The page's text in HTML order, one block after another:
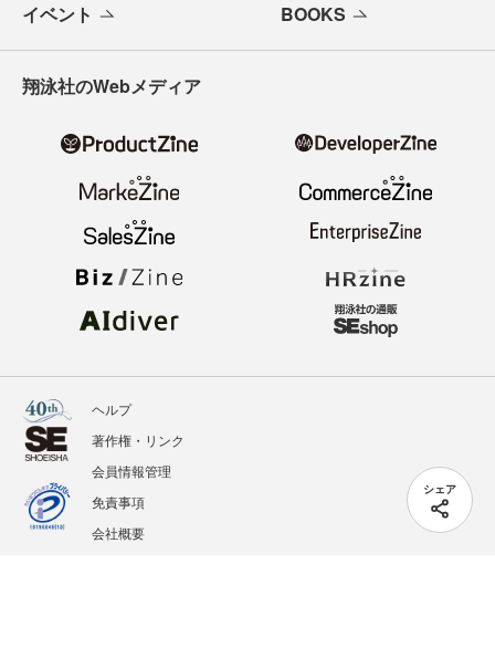
シェア
イベント BOOKS
翔泳社のWebメディア
ヘルプ
著作権・リンク
会員情報管理
免責事項
会社概要